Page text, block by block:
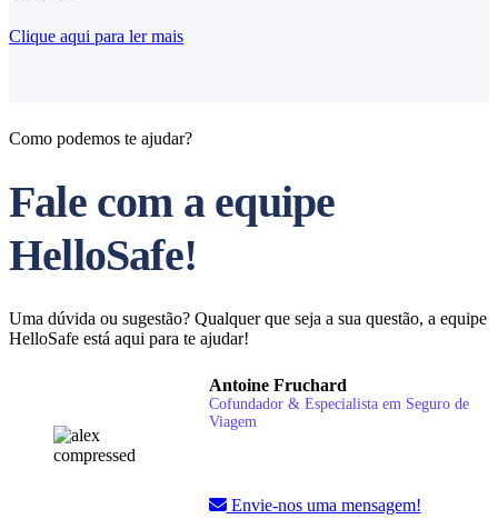
Clique aqui para ler mais
Como podemos te ajudar?
Fale com a equipe
HelloSafe!
Uma dúvida ou sugestão? Qualquer que seja a sua questão, a equipe
HelloSafe está aqui para te ajudar!
Antoine Fruchard
Cofundador & Especialista em Seguro de
Viagem
Envie-nos uma mensagem!